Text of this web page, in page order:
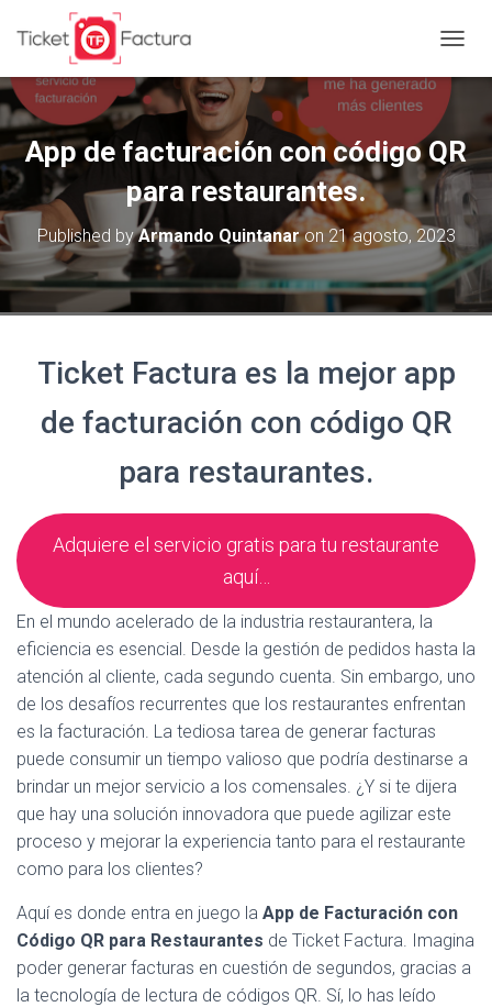
O
L
E
I
G
A
T
N
App de facturación con código QR
para restaurantes.
Published byArmando Quintanaron21 agosto, 2023
Ticket Factura es la mejor app
de facturación con código QR
para restaurantes.
Adquiere el servicio gratis para tu restaurante
aquí…
En el mundo acelerado de la industria restaurantera, la
eficiencia es esencial. Desde la gestión de pedidos hasta la
atención al cliente, cada segundo cuenta. Sin embargo, uno
de los desafíos recurrentes que los restaurantes enfrentan
es la facturación. La tediosa tarea de generar facturas
puede consumir un tiempo valioso que podría destinarse a
brindar un mejor servicio a los comensales. ¿Y si te dijera
que hay una solución innovadora que puede agilizar este
proceso y mejorar la experiencia tanto para el restaurante
como para los clientes?
Aquí es donde entra en juego la App de Facturación con
Código QR para Restaurantes de Ticket Factura. Imagina
poder generar facturas en cuestión de segundos, gracias a
la tecnología de lectura de códigos QR. Sí, lo has leído